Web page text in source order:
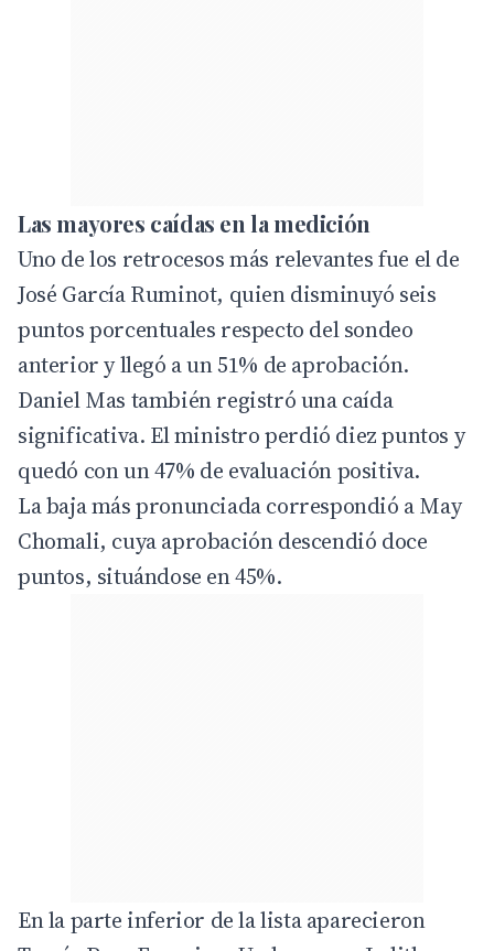
Las mayores caídas en la medición
Uno de los retrocesos más relevantes fue el de
José García Ruminot, quien disminuyó seis
puntos porcentuales respecto delsondeo
anterior y llegó a un 51% de aprobación.
Daniel Mas también registró una caída
significativa. El ministro perdió diez puntos y
quedó con un 47% de evaluación positiva.
La baja más pronunciada correspondió a May
Chomali, cuya aprobación descendió doce
puntos, situándose en 45%.
En la parte inferior de la lista aparecieron